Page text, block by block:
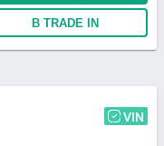
В TRADE IN
VIN